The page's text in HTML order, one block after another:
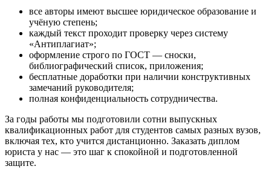
все авторы имеют высшее юридическое образование и
учёную степень;
каждый текст проходит проверку через систему
«Антиплагиат»;
оформление строго по ГОСТ — сноски,
библиографический список, приложения;
бесплатные доработки при наличии конструктивных
замечаний руководителя;
полная конфиденциальность сотрудничества.
За годы работы мы подготовили сотни выпускных
квалификационных работ для студентов самых разных вузов,
включая тех, кто учится дистанционно. Заказать диплом
юриста у нас — это шаг к спокойной и подготовленной
защите.